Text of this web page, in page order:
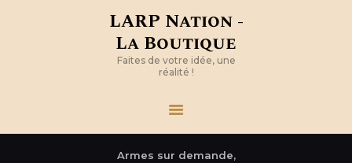
LARP Nation -
La Boutique
Faites de votre idée, une
réalité !
Armes sur demande,